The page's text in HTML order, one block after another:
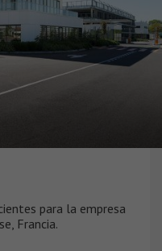
para la empresa
Francia.